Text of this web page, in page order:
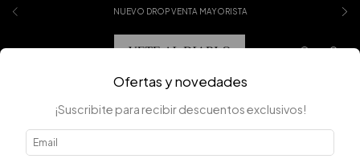
NUEVO DROP VENTA MAYORISTA
Inicio . BÁSICOS
Ofertas y novedades
¡Suscribite para recibir descuentos exclusivos!